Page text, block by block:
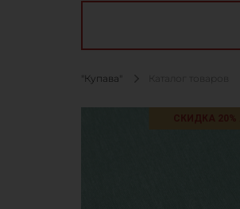
"Купава" Каталог товаров